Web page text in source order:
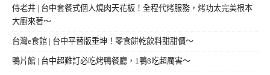
侍老井 | 台中套餐式個人燒肉天花板！全程代烤服務，烤功太完美根本
大廚來著～
台灣e食館 | 台中平替版垂坤！零食餅乾飲料甜甜價～
鴨片館 | 台中超難訂必吃烤鴨餐廳，1鴨8吃超厲害～